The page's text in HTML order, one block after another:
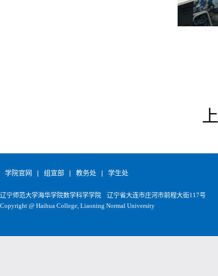
学院官网 | 组宣部 | 教务处 | 学生处
辽宁师范大学海华学院数学科学学院 辽宁省大连市庄河市前程大街117号
Copyright @ Haihua College, Liaoning Normal University